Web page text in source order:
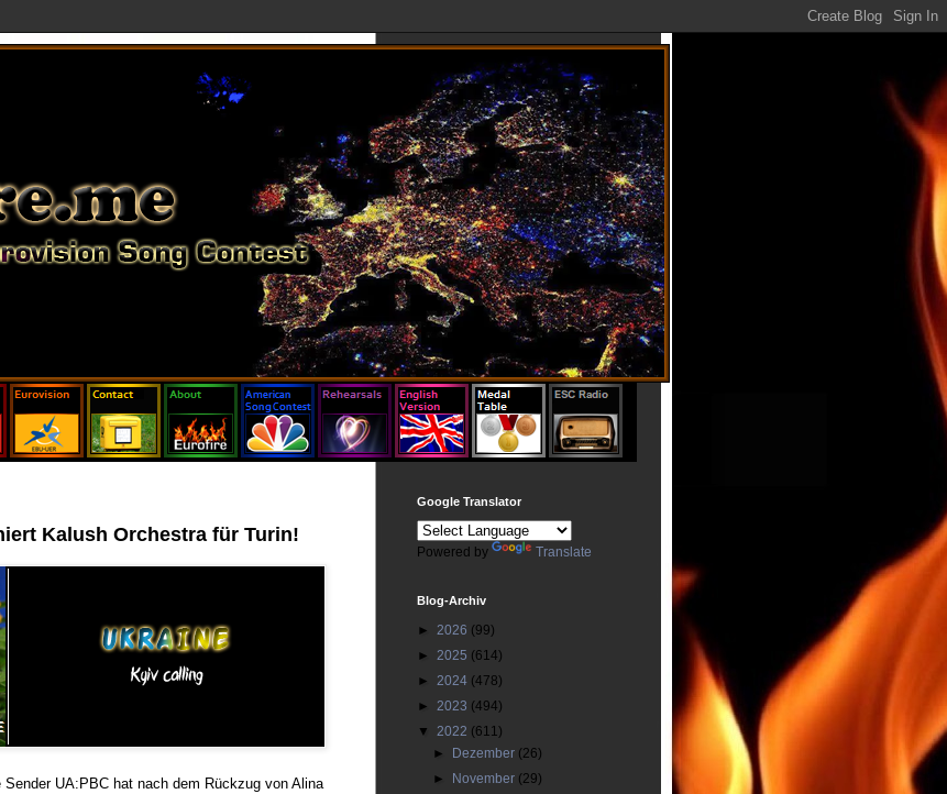
Kalush Orchestra für Turin!
Sender UA:PBC hat nach dem Rückzug von Alina
Google Translator
Powered by Translate
Blog-Archiv
► 2026 (99)
► 2025 (614)
► 2024 (478)
► 2023 (494)
▼ 2022 (611)
►
Dezember (26)
►
November (29)